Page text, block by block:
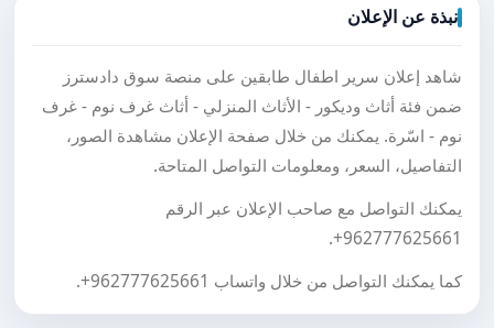
نبذة عن الإعلان
شاهد إعلان سرير اطفال طابقين على منصة سوق دادسترز
ضمن فئة أثاث وديكور - الأثاث المنزلي - أثاث غرف نوم - غرف
نوم - اسّرة. يمكنك من خلال صفحة الإعلان مشاهدة الصور،
التفاصيل، السعر، ومعلومات التواصل المتاحة.
يمكنك التواصل مع صاحب الإعلان عبر الرقم
+962777625661
.
كما يمكنك التواصل من خلال واتساب +962777625661
.